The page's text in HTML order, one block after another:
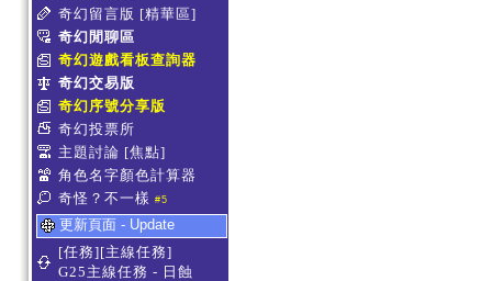
奇幻留言版 [精華區]
奇幻閒聊區
奇幻遊戲看板查詢器
奇幻交易版
奇幻序號分享版
奇幻投票所
主題討論 [焦點]
角色名字顏色計算器
奇怪？不一樣 #5
更新頁面 - Update
[任務][主線任務]
G25主線任務 - 日蝕